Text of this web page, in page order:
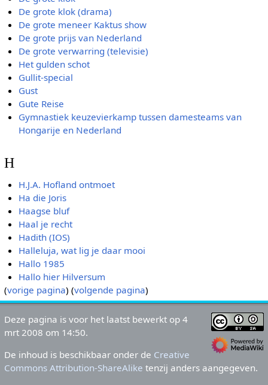
De grote klok (drama)
De grote meneer Kaktus show
De grote prijs van Nederland
De grote verwarring (televisie)
Het gulden schot
Gullit-special
Gust
Gute Reise
Gymnastiek keuzevierkamp tussen damesteams van
Hongarije en Nederland
H
H.J.A. Hofland ontmoet
Ha die Joris
Haagse bluf
Haal je recht
Hadith (IOS)
Halleluja, wat lig je daar mooi
Hallo 1985
Hallo hier Hilversum
(vorige pagina) (volgende pagina)
Deze pagina is voor het laatst bewerkt op 4
mrt 2008 om 14:50.
De inhoud is beschikbaar onder de Creative
Commons Attribution-ShareAlike tenzij anders aangegeven.